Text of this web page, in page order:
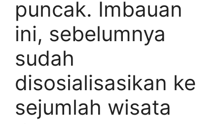
puncak. Imbauan
ini, sebelumnya
sudah
disosialisasikan ke
sejumlah wisata